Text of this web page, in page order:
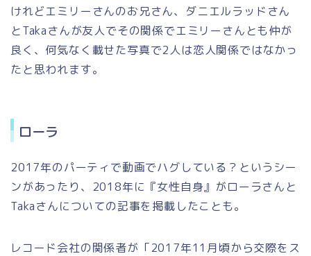
けれどエミリーさんのお兄さん、ダニエルラッドさん
とTakaさんが友人でその関係でエミリーさんとも仲が
良く、何気なく載せた写真で2人は恋人関係ではなかっ
たと思われます。
ローラ
2017年のパーティで動画でハグしている？というシー
ンがあったり、2018年に『女性自身』がローラさんと
Takaさんについての記事を掲載したことも。
レコード会社の関係者が「2017年11月頃から交際をス